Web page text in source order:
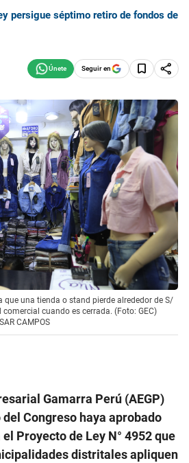
persigue séptimo retiro de fondos de
Seguir en
que una tienda o stand pierde alrededor de S/
cuando es cerrada. (Foto: GEC)
CAMPOS
Gamarra Perú (AEGP)
Congreso haya aprobado
Proyecto de Ley N° 4952 que
distritales apliquen